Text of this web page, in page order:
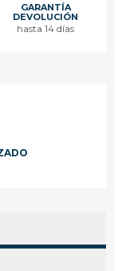
GARANTÍA
DEVOLUCIÓN
hasta 14 días